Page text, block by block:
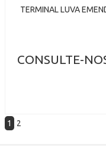
TERMINAL LUVA
CONSULTE-
1 2